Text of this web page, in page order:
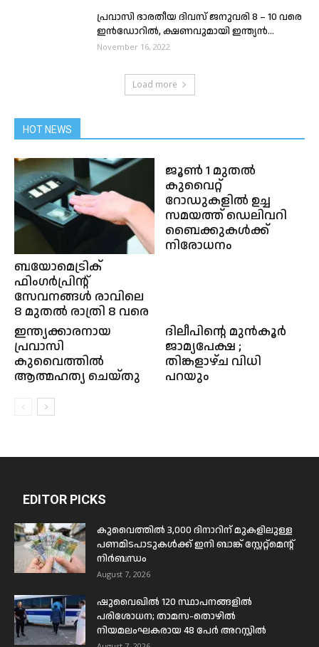
പ്രവാസി ഭാരതീയ ദിവസ് ജനുവരി 8 – 10 വരെ
ഇൻഡോറിൽ, ക്ഷണവുമായി ഇന്ത്യൻ...
November 16, 2022
Load more
HOT NEWS
ബയോമെട്രിക്
ഫിംഗർപ്രിൻ്റ്
സേവനങ്ങൾ രാവിലെ
8 മുതൽ രാത്രി 8 വരെ
ജൂൺ 1 മുതൽ
കുവൈറ്റ്
റോഡുകളിൽ ഉച്ച
സമയത്ത് ഡെലിവറി
ബൈക്കുകൾക്ക്
നിരോധനം
ഇന്ത്യക്കാരനായ
പ്രവാസി
കുവൈത്തിൽ
ആത്മഹത്യ ചെയ്തു
ദിലീപിന്റെ മുൻ‌കൂർ
ജാമ്യപേക്ഷ ;
തിങ്കളാഴ്ച വിധി
പറയും
EDITOR PICKS
കുവൈത്തിൽ 3,000 ദിനാറിന് മുകളിലുള്ള
പണമിടപാടുകൾക്ക് ഇനി ബാങ്ക് സ്റ്റേറ്റ്മെന്റ്
നിർബന്ധം
August 7, 2026
ഷുവൈഖിൽ 120 സ്ഥാപനങ്ങളിൽ
പരിശോധന; താമസ-തൊഴിൽ
നിയമലംഘകരായ 48 പേർ അറസ്റ്റിൽ